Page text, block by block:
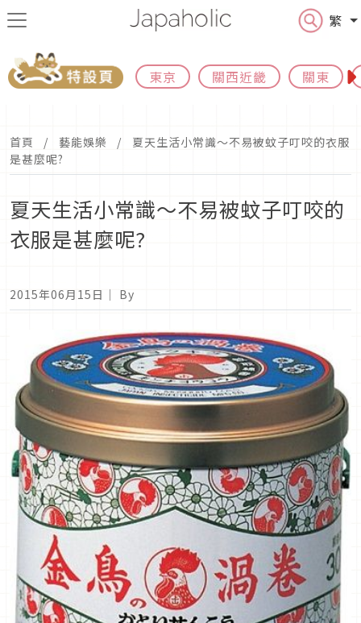
繁
東京 關西近畿 關東
首頁 藝能娛樂
夏天生活小常識～不易被蚊子叮咬的衣服
是甚麼呢?
夏天生活小常識～不易被蚊子叮咬的
衣服是甚麼呢?
2015年06月15日 ｜ By